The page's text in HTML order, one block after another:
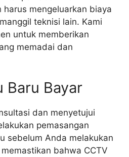
harus mengeluarkan biaya
teknisi lain. Kami
untuk memberikan
memadai dan
Baru Bayar
dan menyetujui
pemasangan
sebelum Anda melakukan
bahwa CCTV